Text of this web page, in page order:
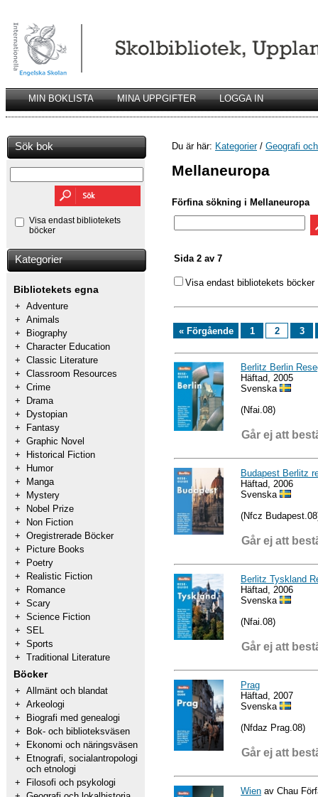
MIN BOKLISTA MINA UPPGIFTER LOGGA IN
Sök bok
Visa endast bibliotekets
böcker
Kategorier
Bibliotekets egna
+ Adventure
+ Animals
+
Biography
+ Character Education
+ Classic Literature
+ Classroom Resources
+ Crime
+
Drama
+
Dystopian
+
Fantasy
+ Graphic Novel
+
Historical Fiction
+
Humor
+
Manga
+
Mystery
+
Nobel Prize
+
Non Fiction
+ Oregistrerade Böcker
+
Picture Books
+
Poetry
+
Realistic Fiction
+
Romance
+ Scary
+ Science Fiction
+ SEL
+ Sports
+ Traditional Literature
Böcker
+ Allmänt och blandat
+ Arkeologi
+
Biografi med genealogi
+
Bok- och biblioteksväsen
+
Ekonomi och näringsväsen
+
Etnografi, socialantropologi
och etnologi
+
Filosofi och psykologi
Du är här: Kategorier/ Geografi
Mellaneuropa
Förfina sökning i Mellaneuropa
Sida 2 av 7
Visa endast bibliotekets böcker
« Förgående 1 2 3
Berlitz Berlin
Häftad, 2005
Svenska
(Nfai.08)
Går ej att
Budapest Berlitz
Häftad, 2006
Svenska
(Nfcz
Går ej att
Berlitz Tyskland
Häftad, 2006
Svenska
(Nfai.08)
Går ej att
Prag
Häftad, 2007
Svenska
(Nfdaz Prag.08)
Går ej att
Wien av Chau